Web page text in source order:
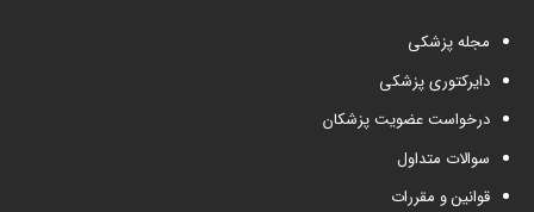
مجله پزشکی
دایرکتوری پزشکی
درخواست عضویت پزشکان
سوالات متداول
قوانین و مقررات